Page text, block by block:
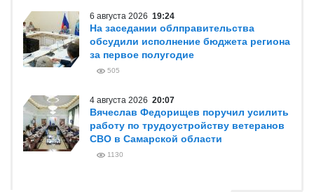
6 августа 2026 19:24
На заседании облправительства
обсудили исполнение бюджета региона
за первое полугодие
505
4 августа 2026 20:07
Вячеслав Федорищев поручил усилить
работу по трудоустройству ветеранов
СВО в Самарской области
1130